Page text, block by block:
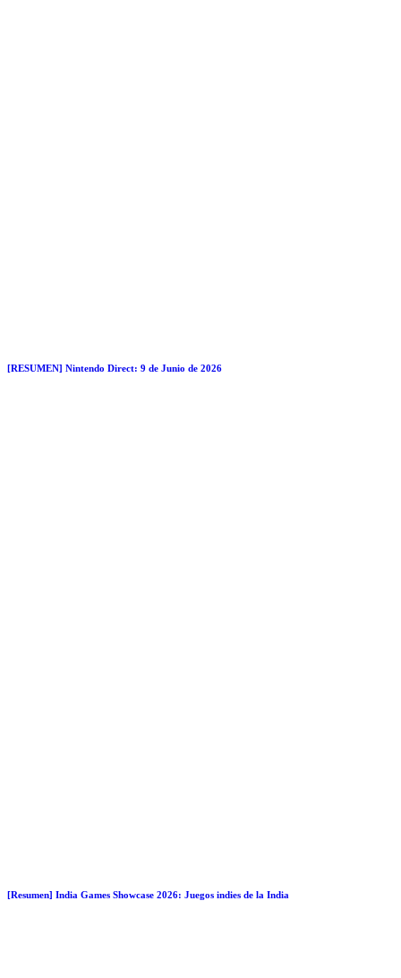
[RESUMEN] Nintendo Direct: 9 de Junio de 2026
[Resumen] India Games Showcase 2026: Juegos indies de la India